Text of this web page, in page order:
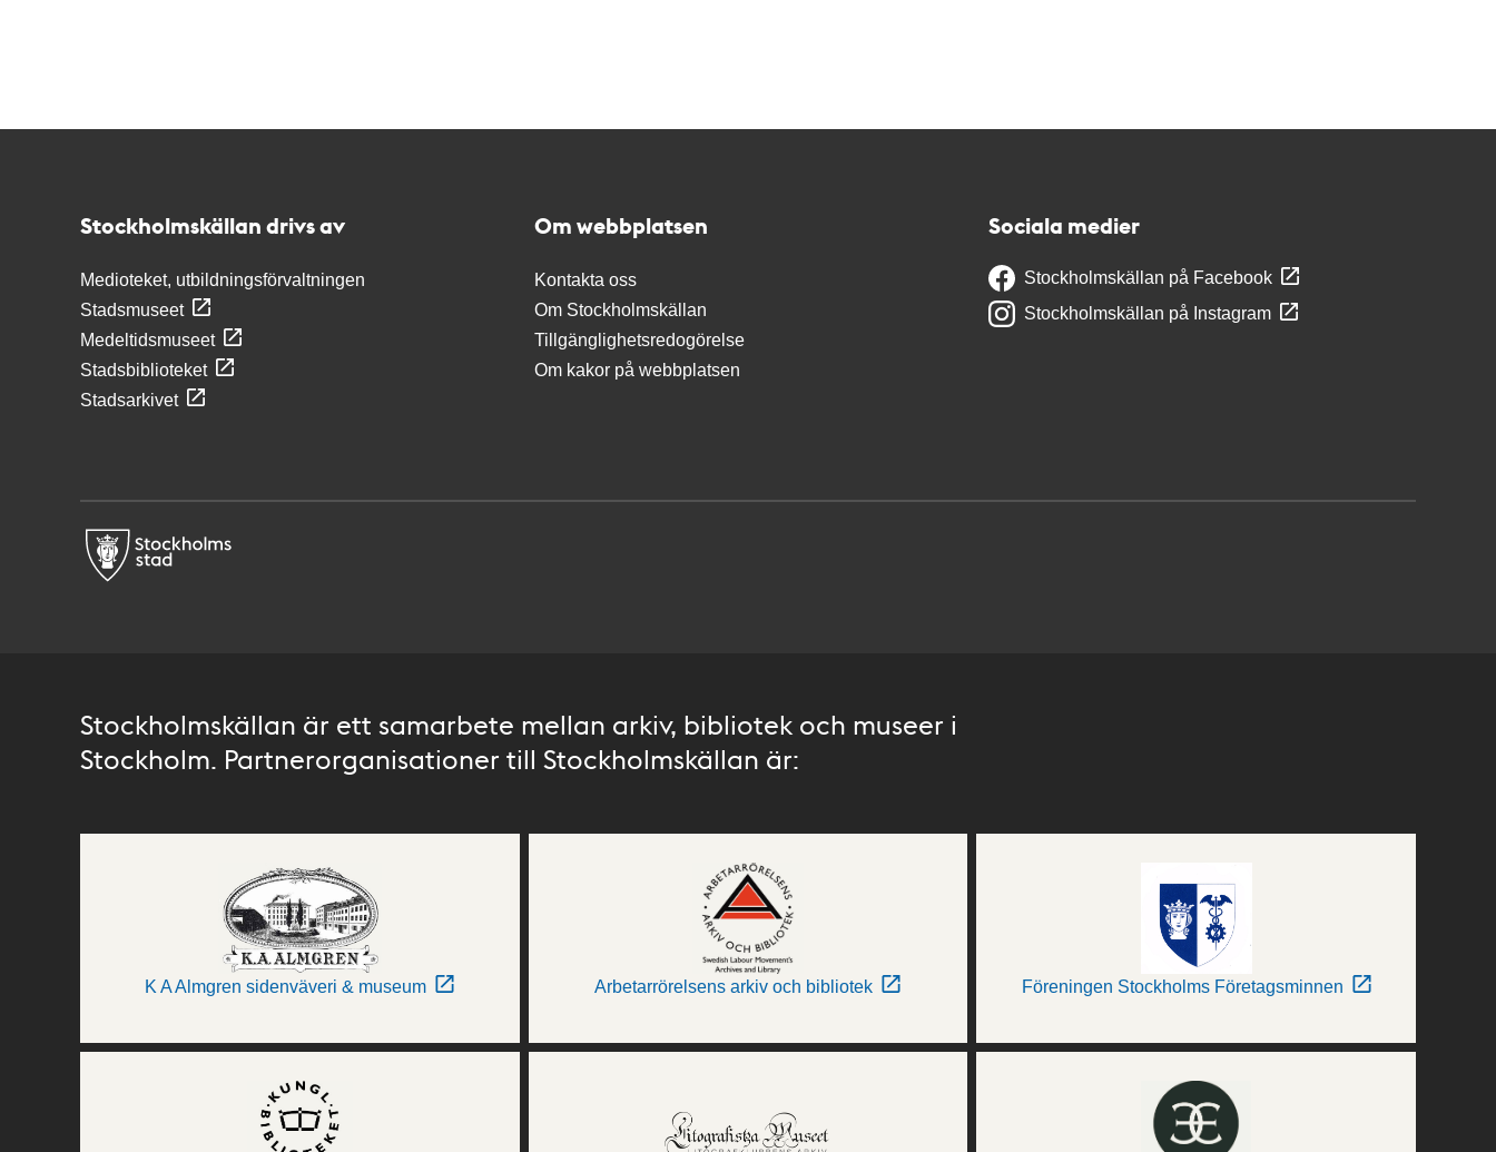
Stockholmskällan drivs av
Medioteket, utbildningsförvaltningen
Stadsmuseet
Medeltidsmuseet
Stadsbiblioteket
Stadsarkivet
Om webbplatsen
Kontakta oss
Om Stockholmskällan
Tillgänglighetsredogörelse
Om kakor på webbplatsen
Sociala medier
Stockholmskällan på Facebook
Stockholmskällan på Instagram
Stockholmskällan är ett samarbete mellan arkiv, bibliotek och museer i
Stockholm. Partnerorganisationer till Stockholmskällan är:
K A Almgren sidenväveri & museum Arbetarrörelsens arkiv och bibliotek Föreningen Stockholms Företagsminnen